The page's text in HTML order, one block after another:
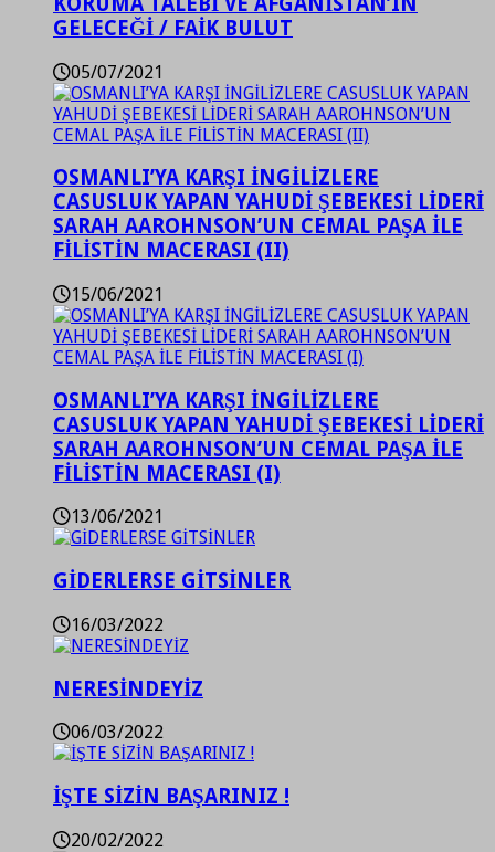
GELECEĞİ / FAİK BULUT
05/07/2021
OSMANLI’YA KARŞI İNGİLİZLERE
CASUSLUK YAPAN YAHUDİ ŞEBEKESİ LİDERİ
SARAH AAROHNSON’UN CEMAL PAŞA İLE
FİLİSTİN MACERASI (II)
15/06/2021
OSMANLI’YA KARŞI İNGİLİZLERE
CASUSLUK YAPAN YAHUDİ ŞEBEKESİ LİDERİ
SARAH AAROHNSON’UN CEMAL PAŞA İLE
FİLİSTİN MACERASI (I)
13/06/2021
GİDERLERSE GİTSİNLER
16/03/2022
NERESİNDEYİZ
06/03/2022
İŞTE SİZİN BAŞARINIZ !
20/02/2022